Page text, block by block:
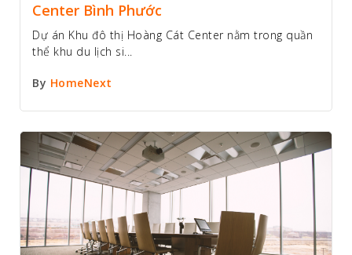
Center Bình Phước
Dự án Khu đô thị Hoàng Cát Center nằm trong quần
thể khu du lịch si...
By HomeNext